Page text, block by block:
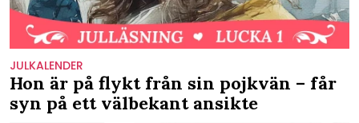
JULKALENDER
Hon är på flykt från sin pojkvän – får
syn på ett välbekant ansikte